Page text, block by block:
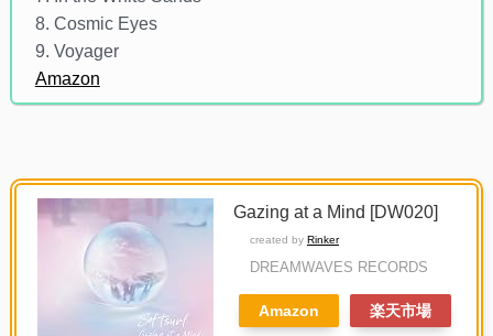
8. Cosmic Eyes
9. Voyager
Amazon
Gazing at a Mind [DW020]
created by Rinker
DREAMWAVES RECORDS
Amazon 楽天市場